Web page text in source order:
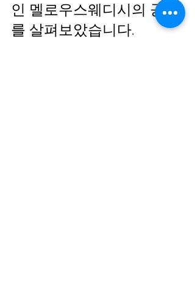
인 멜로우스웨디시의 공고
를 살펴보았습니다.